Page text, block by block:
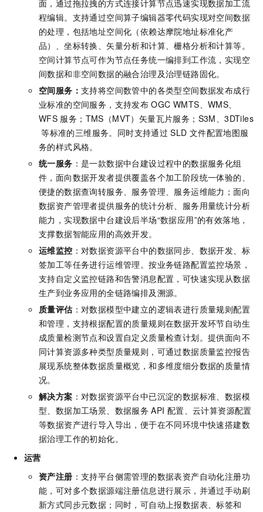
面，通过拖拉拽的方式连接计算节点迅速实现数据加工流
程编辑。 支持通过空间算子编辑器零代码实现对空间数据
的处理，包括地址空间化（依赖达摩院地址标准化产
品）、坐标转换、矢量分析和计算、栅格分析和计算等。
空间计算节点可作为节点任务统一编排到工作流，实现空
间数据和非空间数据的融合治理及治理链路固化。
空间服务： 支持将空间数管中的各类型空间数据发布成行
业标准的空间服务，支持发布 OGC WMTS、WMS、
WFS 服务；TMS（MVT）矢量瓦片服务；S3M、3DTiles
等标准的三维服务。同时支持通过 SLD 文件配置地图服
务的样式风格。
统一服务 ：是一款数据中台建设过程中的数据服务化组
件，面向数据开发者提供覆盖各个加工阶段统一体验的、
便捷的数据查询转服务、服务管理、服务运维能力；面向
数据资产管理者提供服务的统计分析、服务用量统计分析
能力，实现数据中台建设后半场“数据应用”的有效落地，
支撑数据智能应用的高效开发。
运维监控 ：对数据资源平台中的数据同步、数据开发、标
签加工等任务进行运维管理。按业务链路配置监控场景，
支持自定义监控链路和告警消息配置，可快速实现从数据
生产到业务应用的全链路编排及溯源。
质量评估 ：对数据模型中建立的逻辑表进行质量规则配置
和管理，支持根据配置的质量规则在数据开发环节自动生
成质量检测节点和设置自定义质量检查计划。提供面向不
同计算资源多种类型质量规则，可通过数据质量监控报告
展现系统整体数据质量概览，和多维度细分数据的质量情
况。
解决方案 ：对数据资源平台中已沉淀的数据标准、数据模
型、数据加工场景、数据服务 API 配置、云计算资源配置
等数据资产进行导入导出，便于在不同环境中快速搭建数
据治理工作的初始化。
运营
资产注册 ：支持平台侧需管理的数据表资产自动化注册功
能，可对多个数据源端注册信息进行展示，并通过手动刷
新方式同步元数据；同时，可自动上报数据表、标签和